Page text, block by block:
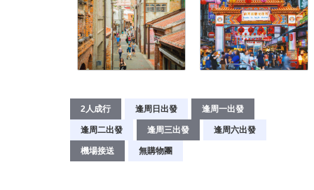
2人成行 逢周日出發 逢周一出發
逢周二出發 逢周三出發 逢周六出發
機場接送 無購物團